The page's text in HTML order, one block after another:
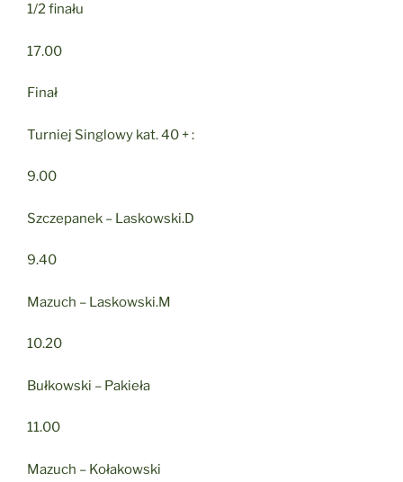
1/2 finału
17.00
Finał
Turniej Singlowy kat. 40 + :
9.00
Szczepanek – Laskowski.D
9.40
Mazuch – Laskowski.M
10.20
Bułkowski – Pakieła
11.00
Mazuch – Kołakowski